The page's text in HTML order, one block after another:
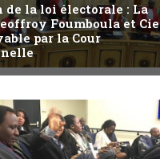
la loi électorale : La
Foumboula et Cie
par la Cour